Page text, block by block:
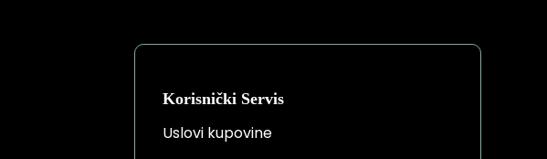
Korisnički Servis
Uslovi kupovine